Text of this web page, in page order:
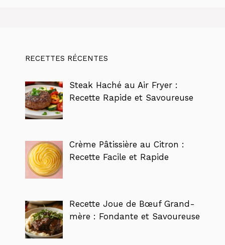
RECETTES RÉCENTES
Steak Haché au Air Fryer :
Recette Rapide et Savoureuse
Crème Pâtissière au Citron :
Recette Facile et Rapide
Recette Joue de Bœuf Grand-
mère : Fondante et Savoureuse